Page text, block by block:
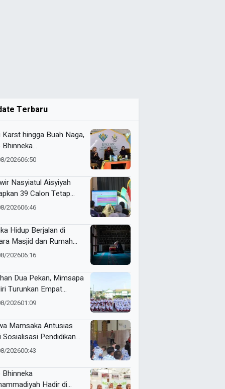
Terbaru
Karst hingga Buah Naga,
Bhinneka
Tunjukkan
Nasyiatul Aisyiyah
202606:50
Nasyiatul Aisyiyah
39 Calon Tetap
2026–2030, Pemilihan
202606:46
Hidup Berjalan di
Masjid dan Rumah
202606:16
Dua Pekan, Mimsapa
Turunkan Empat
pada LBB HUT Ke-
202601:09
Mamsaka Antusias
Sosialisasi Pendidikan
ke Luar Negeri
202600:43
Bhinneka
Hadir di